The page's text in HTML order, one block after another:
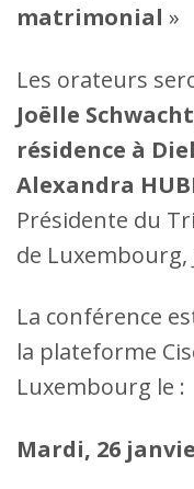
matrimonial »
Les orateurs
Joëlle
résidence à
Alexandra
Présidente du
de Luxembourg,
La conférence
la plateforme
Luxembourg le :
Mardi, 26